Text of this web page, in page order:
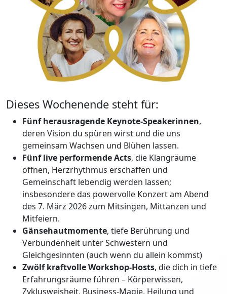
Dieses Wochenende steht für:
Fünf herausragende Keynote-Speakerinnen,
deren Vision du spüren wirst und die uns
gemeinsam Wachsen und Blühen lassen.
Fünf live performende Acts, die Klangräume
öffnen, Herzrhythmus erschaffen und
Gemeinschaft lebendig werden lassen;
insbesondere das powervolle Konzert am Abend
des 7. März 2026 zum Mitsingen, Mittanzen und
Mitfeiern.
Gänsehautmomente, tiefe Berührung und
Verbundenheit unter Schwestern und
Gleichgesinnten (auch wenn du allein kommst)
Zwölf kraftvolle Workshop-Hosts, die dich in tiefe
Erfahrungsräume führen – Körperwissen,
Zyklusweisheit, Business-Magie, Heilung und